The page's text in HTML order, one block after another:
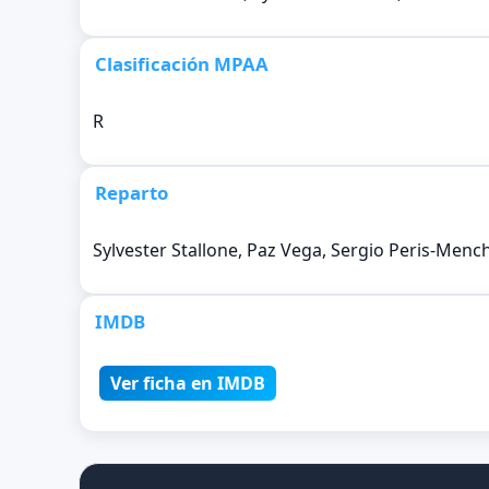
Clasificación MPAA
R
Reparto
Sylvester Stallone, Paz Vega, Sergio Peris-
IMDB
Ver ficha en IMDB